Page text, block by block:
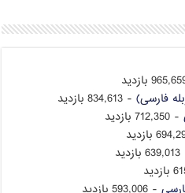
- 834,613 بازدید
- 712,350 بازدید